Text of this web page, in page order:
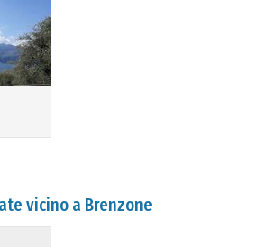
vicino a Brenzone